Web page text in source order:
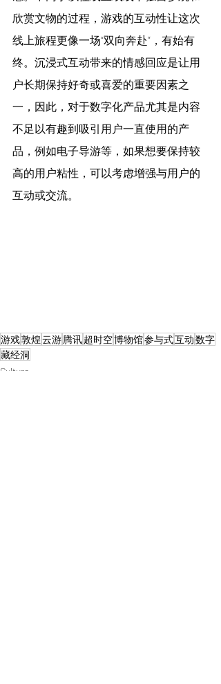
欣赏文物的过程，游戏的互动性让这次
线上旅程更像一场“双向奔赴”，有始有
终。沉浸式互动带来的情感回应是让用
户长期保持好奇或喜爱的重要因素之
一，因此，对于数字化产品尤其是内容
不足以有趣到吸引用户一直使用的产
品，例如电子导游等，如果想要保持较
高的用户粘性，可以考虑增强与用户的
互动或交流。
游戏敦煌云游腾讯超时空博物馆参与式互动数字
藏经洞
Culture